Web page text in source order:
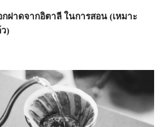
ฝาดจากอิตาลี ในการสอน (เหมาะ
)